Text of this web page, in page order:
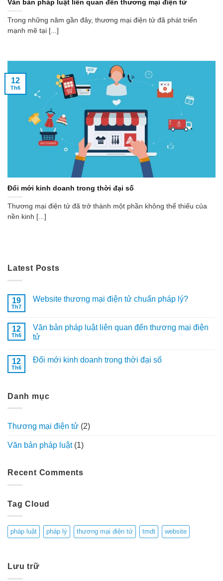
Văn bản pháp luật liên quan đến thương mại điện tử
Trong những năm gần đây, thương mại điện tử đã phát triển
mạnh mẽ tại [...]
Đổi mới kinh doanh trong thời đại số
Thương mại điện tử đã trở thành một phần không thể thiếu của
nền kinh [...]
12
Th6
Latest Posts
19
Th7
Website thương mại điện tử chuẩn pháp lý?
luận
ở
Website
điện
12
Th6
Văn bản pháp luật liên quan đến thương mại điện
tử
bình
luật
thương
mại
tử
12
Th6
Đổi mới kinh doanh trong thời đại số
ở
trong
số
Danh mục
Thương mại điện tử (2)
Văn bản pháp luật(1)
Recent Comments
Tag Cloud
pháp luật pháp lý thương mại điện tử tmdt website
Lưu trữ